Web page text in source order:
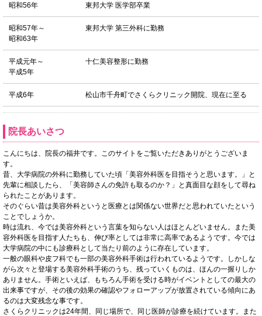
昭和56年 東邦大学 医学部卒業
昭和57年～
昭和63年
東邦大学 第三外科に勤務
平成元年～
平成5年
十仁美容整形に勤務
平成6年 松山市千舟町でさくらクリニック開院、現在に至る
院長あいさつ
こんにちは、院長の福井です。このサイトをご覧いただきありがとうございま
す。
昔、大学病院の外科に勤務していた頃「美容外科医を目指そうと思います。」と
先輩に相談したら、「美容師さんの免許も取るのか？」と真面目な顔をして尋ね
られたことがあります。
そのぐらい昔は美容外科というと医療とは関係ない世界だと思われていたという
ことでしょうか。
時は流れ、今では美容外科という言葉を知らない人はほとんどいません。また美
容外科医を目指す人たちも、伸び率としては非常に高率であるようです。今では
大学病院の中にも診療科として当たり前のように存在しています。
一般の眼科や皮フ科でも一部の美容外科手術は行われているようです。しかしな
がら次々と登場する美容外科手術のうち、残っていくものは、ほんの一握りしか
ありません。手術といえば、もちろん手術を受ける時がイベントとしての最大の
出来事ですが、その後の効果の確認やフォローアップが放置されている傾向にあ
るのは大変残念な事です。
さくらクリニックは24年間、同じ場所で、同じ医師が診療を続けています。また